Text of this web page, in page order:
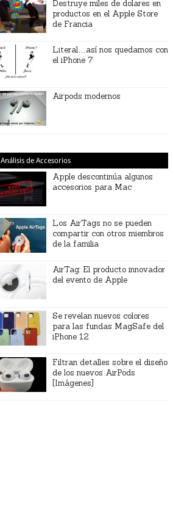
Destruye miles de dolares en
productos en el Apple Store
de Francia
Literal…así nos quedamos con
el iPhone 7
Airpods modernos
Análisis de Accesorios
Apple descontinúa algunos
accesorios para Mac
Los AirTags no se pueden
compartir con otros miembros
de la familia
AirTag: El producto innovador
del evento de Apple
Se revelan nuevos colores
para las fundas MagSafe del
iPhone 12
Filtran detalles sobre el diseño
de los nuevos AirPods
[Imágenes]